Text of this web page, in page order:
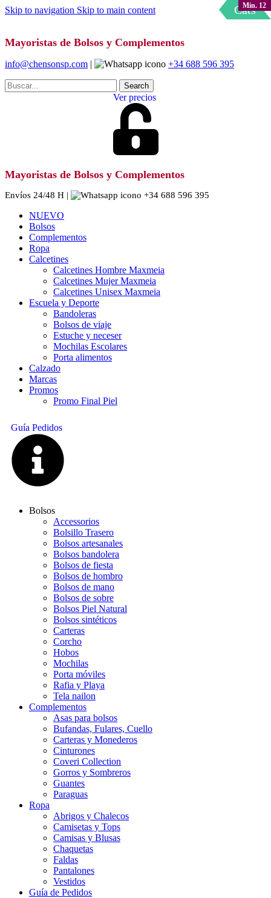
Skip to navigation Skip to main content
Mayoristas de Bolsos y Complementos
info@chensonsp.com | +34 688 596 395
Search
Ver precios
Mayoristas de Bolsos y Complementos
Envíos 24/48 H | +34 688 596 395
NUEVO
Bolsos
Complementos
Ropa
Calcetines
Calcetines Hombre Maxmeia
Calcetines Mujer Maxmeia
Calcetines Unisex Maxmeia
Escuela y Deporte
Bandoleras
Bolsos de viaje
Estuche y neceser
Mochilas Escolares
Porta alimentos
Calzado
Marcas
Promos
Promo Final Piel
Guía Pedidos
Bolsos
Accessorios
Bolsillo Trasero
Bolsos artesanales
Bolsos bandolera
Bolsos de fiesta
Bolsos de hombro
Bolsos de mano
Bolsos de sobre
Bolsos Piel Natural
Bolsos sintéticos
Carteras
Corcho
Hobos
Mochilas
Porta móviles
Rafia y Playa
Tela nailon
Complementos
Asas para bolsos
Bufandas, Fulares, Cuello
Carteras y Monederos
Cinturones
Coveri Collection
Gorros y Sombreros
Guantes
Paraguas
Ropa
Abrigos y Chalecos
Camisetas y Tops
Camisas y Blusas
Chaquetas
Faldas
Pantalones
Vestidos
Guía de Pedidos
Cats
Min. 12
Min. 12
Min. 12
Min. 12
Min. 12
Min. 12
Min. 12
Min. 12
Min. 12
Min. 12
Min. 12
Min. 12
Min. 12